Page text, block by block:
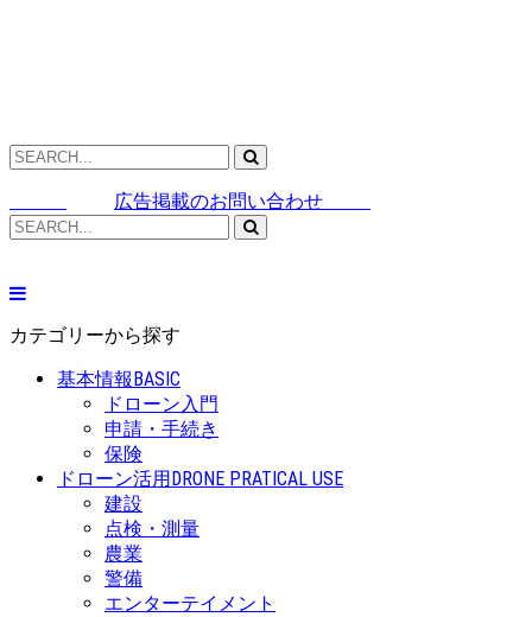
広告掲載のお問い合わせ
カテゴリーから探す
基本情報BASIC
ドローン入門
申請・手続き
保険
ドローン活用DRONE PRATICAL USE
建設
点検・測量
農業
警備
エンターテイメント